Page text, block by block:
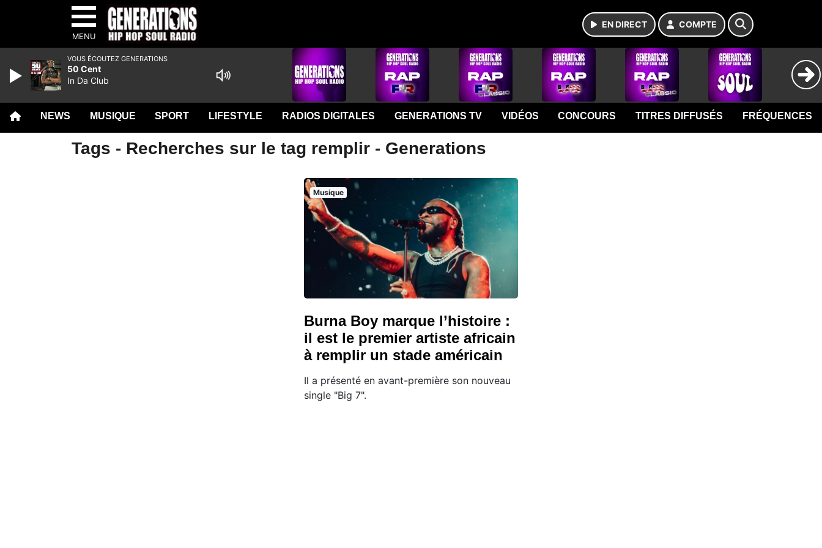
MENU
EN DIRECT COMPTE
NEWS MUSIQUE SPORT LIFESTYLE RADIOS DIGITALES GENERATIONS TV VIDÉOS CONCOURS TITRES DIFFUSÉS FRÉQUENCES
Tags - Recherches sur le tag remplir - Generations
Musique
Burna Boy marque l’histoire :
il est le premier artiste africain
à remplir un stade américain
Il a présenté en avant-première son nouveau
single "Big 7".
VOUS ÉCOUTEZ GENERATIONS
50 Cent
In Da Club